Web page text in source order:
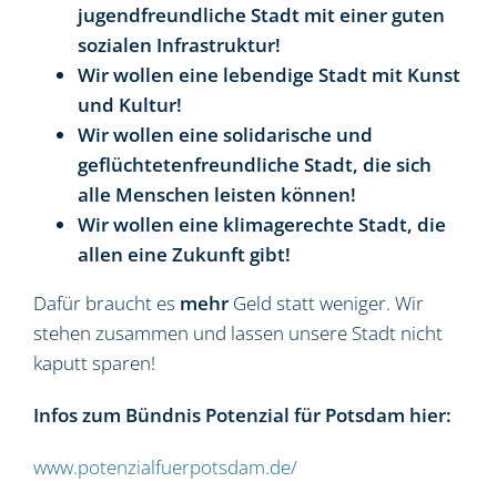
jugendfreundliche Stadt mit einer guten
sozialen Infrastruktur!
Wir wollen eine lebendige Stadt mit Kunst
und Kultur!
Wir wollen eine solidarische und
geflüchtetenfreundliche Stadt, die sich
alle Menschen leisten können!
Wir wollen eine klimagerechte Stadt, die
allen eine Zukunft gibt!
Dafür braucht es mehrGeld statt weniger. Wir
stehen zusammen und lassen unsere Stadt nicht
kaputt sparen!
Infos zum Bündnis Potenzial für Potsdam hier:
www.potenzialfuerpotsdam.de/